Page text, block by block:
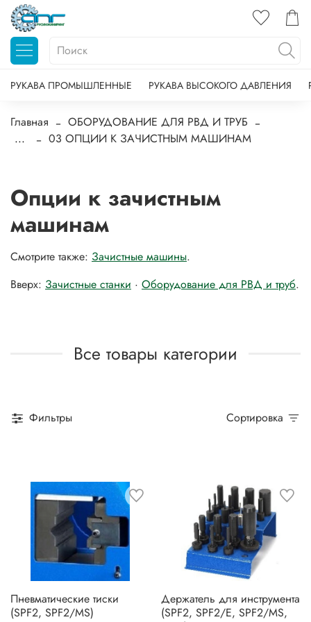
РУКАВА ПРОМЫШЛЕННЫЕ РУКАВА ВЫСОКОГО ДАВЛЕНИЯ
Главная
ОБОРУДОВАНИЕ ДЛЯ РВД И ТРУБ
...
03 ОПЦИИ К ЗАЧИСТНЫМ МАШИНАМ
Опции к зачистным
машинам
Смотрите также: Зачистные машины.
Вверх: Зачистные станки · Оборудование для РВД и труб.
Все товары категории
Фильтры Сортировка
Пневматические тиски
(SPF2, SPF2/MS)
Держатель для инструмента
(SPF2, SPF2/E, SPF2/MS,